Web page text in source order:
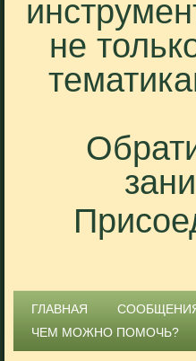
не
ГЛАВНАЯ
ЧЕМ МОЖНО ПОМОЧЬ?